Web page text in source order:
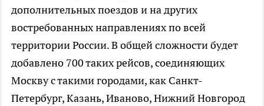
дополнительных поездов и на других
востребованных направлениях по всей
территории России. В общей сложности будет
добавлено 700 таких рейсов, соединяющих
Москву с такими городами, как Санкт-
Петербург, Казань, Иваново, Нижний Новгород